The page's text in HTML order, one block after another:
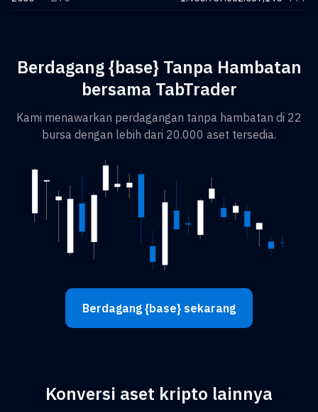
Berdagang {base} Tanpa Hambatan
bersama TabTrader
Kami menawarkan perdagangan tanpa hambatan di 22
bursa dengan lebih dari 20.000 aset tersedia.
Berdagang {base} sekarang
Konversi aset kripto lainnya